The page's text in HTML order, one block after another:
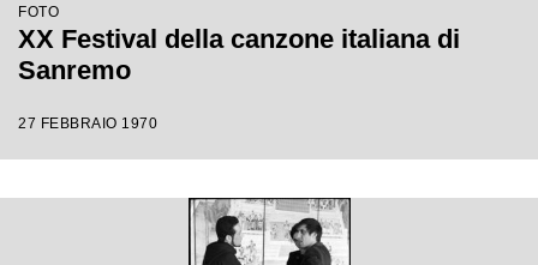
FOTO
XX Festival della canzone italiana di
Sanremo
27 FEBBRAIO 1970